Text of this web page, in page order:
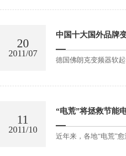
20
2011/07
中国十大国外品牌
德国佛朗克变频器软
11
2011/10
“电荒”将拯救节能
近年来，各地“电荒”